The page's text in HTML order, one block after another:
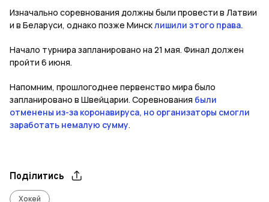
Изначально соревнования должны были провести в Латвии
и в Беларуси, однако позже Минсклишили этого права.
Начало турнира запланировано на 21 мая. Финал должен
пройти 6 июня.
Напомним, прошлогоднее первенство мира было
запланировано в Швейцарии. Соревнования были
отменены из-за коронавируса, но организаторы смогли
заработать немалую сумму.
Поділитись
Хокей